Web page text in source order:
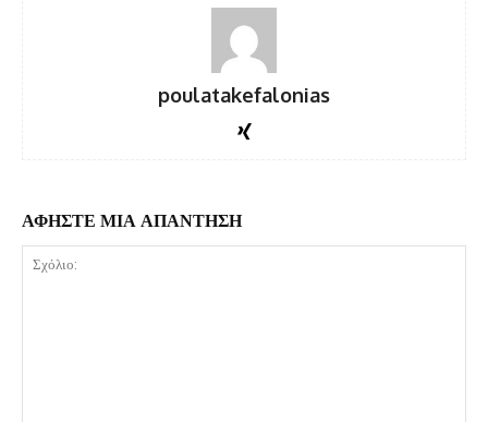
poulatakefalonias
ΑΦΗΣΤΕ ΜΙΑ ΑΠΑΝΤΗΣΗ